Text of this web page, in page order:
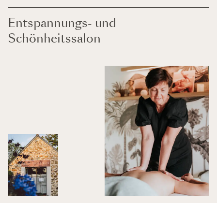
Entspannungs- und
Schönheitssalon